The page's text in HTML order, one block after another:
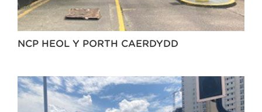
NCP HEOL Y PORTH CAERDYDD